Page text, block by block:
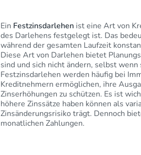
Ein Festzinsdarlehenist eine Art von
des Darlehens festgelegt ist. Das
während der gesamten Laufzeit
Diese Art von Darlehen bietet
sind und sich nicht ändern, selbst
Festzinsdarlehen werden häufig bei
Kreditnehmern ermöglichen, ihre
Zinserhöhungen zu schützen. Es ist
höhere Zinssätze haben können als
Zinsänderungsrisiko trägt. Dennoch
monatlichen Zahlungen.